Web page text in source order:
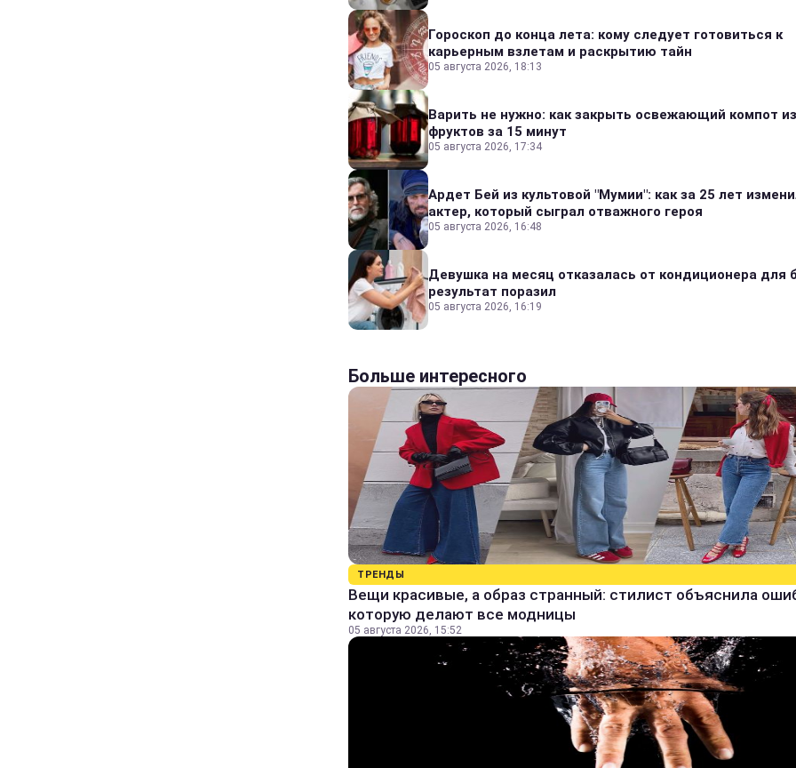
Гороскоп до конца лета: кому следует готовиться к
карьерным взлетам и раскрытию тайн
05 августа 2026, 18:13
Варить не нужно: как закрыть освежающий компот
фруктов за 15 минут
05 августа 2026, 17:34
Ардет Бей из культовой "Мумии": как за 25 лет
актер, который сыграл отважного героя
05 августа 2026, 16:48
Девушка на месяц отказалась от кондиционера для
результат поразил
05 августа 2026, 16:19
Больше интересного
ТРЕНДЫ
Вещи красивые, а образ странный: стилист объяснила
которую делают все модницы
05 августа 2026, 15:52